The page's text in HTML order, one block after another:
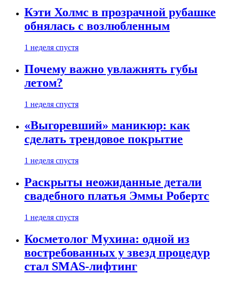
Кэти Холмс в прозрачной рубашке
обнялась с возлюбленным
1 неделя спустя
Почему важно увлажнять губы
летом?
1 неделя спустя
«Выгоревший» маникюр: как
сделать трендовое покрытие
1 неделя спустя
Раскрыты неожиданные детали
свадебного платья Эммы Робертс
1 неделя спустя
Косметолог Мухина: одной из
востребованных у звезд процедур
стал SMAS-лифтинг